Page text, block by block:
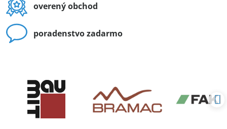
overený obchod
poradenstvo zadarmo